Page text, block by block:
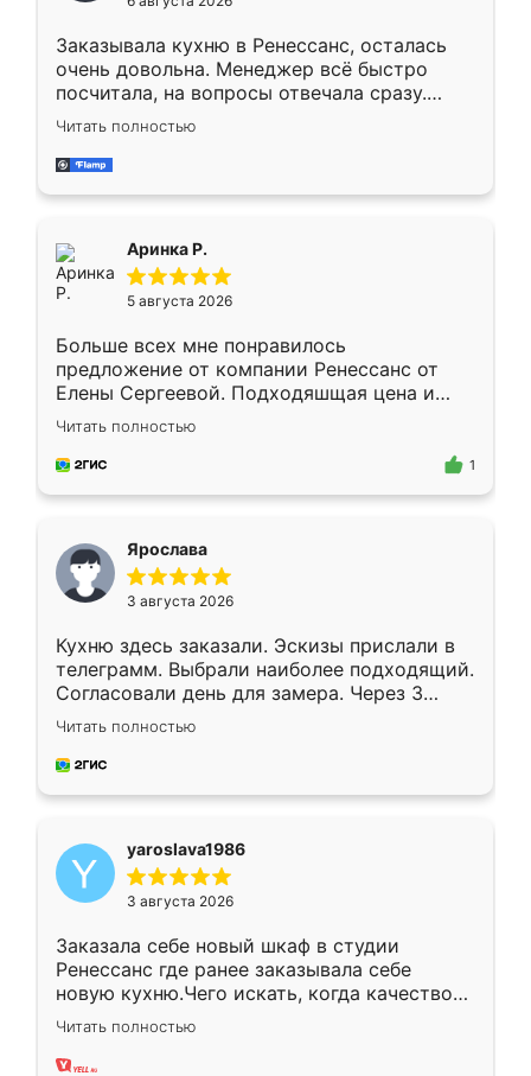
мебели буду заказывать только здесь.
Заказывала кухню в Ренессанс, осталась
очень довольна. Менеджер всё быстро
посчитала, на вопросы отвечала сразу.
Замерщик приехал в субботу, подошёл к
делу со всей ответственностью. Собрали
за день, ребята работали аккуратно, даже
Читать полностью
Аринка Р.
5 августа 2026
Больше всех мне понравилось
предложение от компании Ренессанс от
Елены Сергеевой. Подходяшщая цена и
короткие сроки изготовления. Приехавший
для замера сотрудник Владислав
предложил по моему эскизу самый
Читать полностью
1
Ярослава
3 августа 2026
Кухню здесь заказали. Эскизы прислали в
телеграмм. Выбрали наиболее подходящий.
Согласовали день для замера. Через 3
недели кухня была уже готова. Остались
довольны работой. Спасибо Ренессанс
мебель за качественную работу!
Читать полностью
yaroslava1986
3 августа 2026
Заказала себе новый шкаф в студии
Ренессанс где ранее заказывала себе
новую кухню.Чего искать, когда качеством
вполне довольна. Служит кухня уже почти
два года, нареканий нет.
Читать полностью